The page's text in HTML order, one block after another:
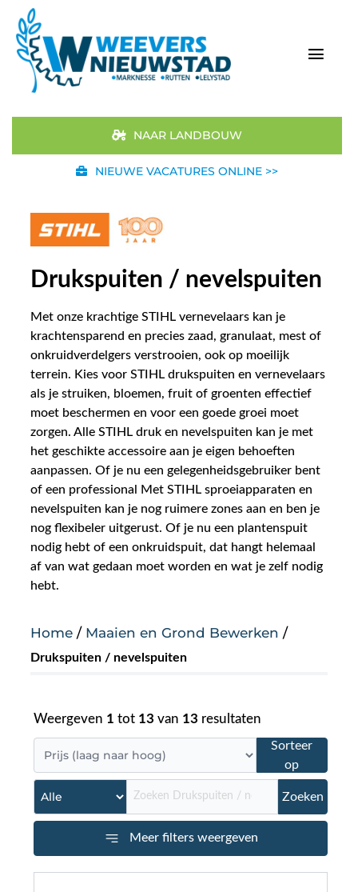
naar
inhoud
Aanbod
Occasions
Werkplaats
Nieuws
Over ons
Vacatures
Tuin & Park Contact
NAAR LANDBOUW
NIEUWE VACATURES ONLINE >>
Drukspuiten / nevelspuiten
Met onze krachtige STIHL vernevelaars kan je
krachtensparend en precies zaad, granulaat, mest of
onkruidverdelgers verstrooien, ook op moeilijk
terrein. Kies voor STIHL drukspuiten en vernevelaars
als je struiken, bloemen, fruit of groenten effectief
moet beschermen en voor een goede groei moet
zorgen. Alle STIHL druk en nevelspuiten kan je met
het geschikte accessoire aan je eigen behoeften
aanpassen. Of je nu een gelegenheidsgebruiker bent
of een professional Met STIHL sproeiapparaten en
nevelspuiten kan je nog ruimere zones aan en ben je
nog flexibeler uitgerust. Of je nu een plantenspuit
nodig hebt of een onkruidspuit, dat hangt helemaal
af van wat gedaan moet worden en wat je zelf nodig
hebt.
Home / Maaien en Grond Bewerken /
Drukspuiten / nevelspuiten
Weergeven 1 tot 13 van 13 resultaten
Sorteer
op
Zoeken
Meer filters weergeven